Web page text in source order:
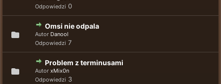
Odpowiedzi 0
Omsi nie odpala
Autor Danool
Odpowiedzi 7
Problem z terminusami
Autor xMix0n
Odpowiedzi 3